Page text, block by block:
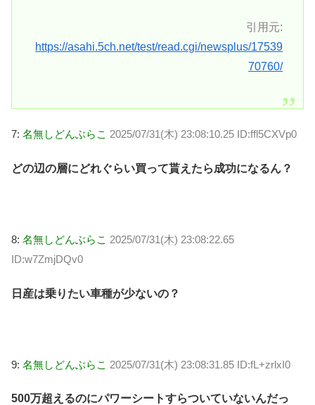
引用元:
https://asahi.5ch.net/test/read.cgi/newsplus/17539
70760/
7: 名無しどんぶらこ 2025/07/31(木) 23:08:10.25 ID:ffl5CXVp0
どの辺の層にどれぐらい買って貰えたら成功になるん？
8: 名無しどんぶらこ 2025/07/31(木) 23:08:22.65
ID:w7ZmjDQv0
日産は乗りたい車種が少ないの？
9: 名無しどんぶらこ 2025/07/31(木) 23:08:31.85 ID:fL+zrlxI0
500万超えるのにパワーシートすらついていないんだっ